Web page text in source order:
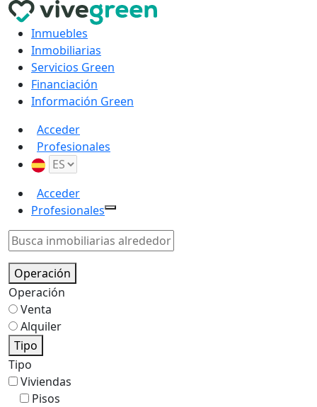
Inmuebles
Inmobiliarias
Servicios Green
Financiación
Información Green
Acceder
Profesionales
Acceder
Profesionales
Operación
Operación
Venta
Alquiler
Tipo
Tipo
Viviendas
Pisos